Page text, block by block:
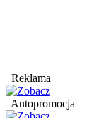
Reklama
Autopromocja